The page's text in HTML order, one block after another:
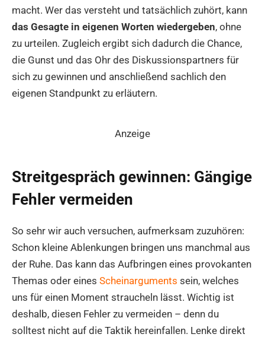
macht. Wer das versteht und tatsächlich zuhört, kann
das Gesagte in eigenen Worten wiedergeben, ohne
zu urteilen. Zugleich ergibt sich dadurch die Chance,
die Gunst und das Ohr des Diskussionspartners für
sich zu gewinnen und anschließend sachlich den
eigenen Standpunkt zu erläutern.
Anzeige
Streitgespräch gewinnen: Gängige
Fehler vermeiden
So sehr wir auch versuchen, aufmerksam zuzuhören:
Schon kleine Ablenkungen bringen uns manchmal aus
der Ruhe. Das kann das Aufbringen eines provokanten
Themas oder eines Scheinarguments sein, welches
uns für einen Moment straucheln lässt. Wichtig ist
deshalb, diesen Fehler zu vermeiden – denn du
solltest nicht auf die Taktik hereinfallen. Lenke direkt